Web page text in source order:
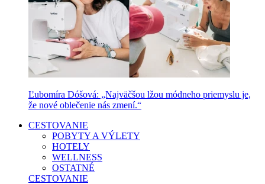
Ľubomíra Dóšová: „Najväčšou lžou módneho priemyslu je,
že nové oblečenie nás zmení.“
CESTOVANIE
POBYTY A VÝLETY
HOTELY
WELLNESS
OSTATNÉ
CESTOVANIE